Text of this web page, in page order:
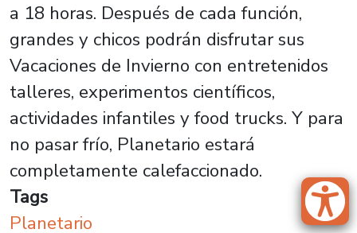
a 18 horas. Después de cada función,
grandes y chicos podrán disfrutar sus
Vacaciones de Invierno con entretenidos
talleres, experimentos científicos,
actividades infantiles y food trucks. Y para
no pasar frío, Planetario estará
completamente calefaccionado.
Tags
Planetario